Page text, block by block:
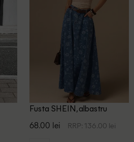
Fusta SHEIN, albastru
68.00 lei RRP: 136.00 lei